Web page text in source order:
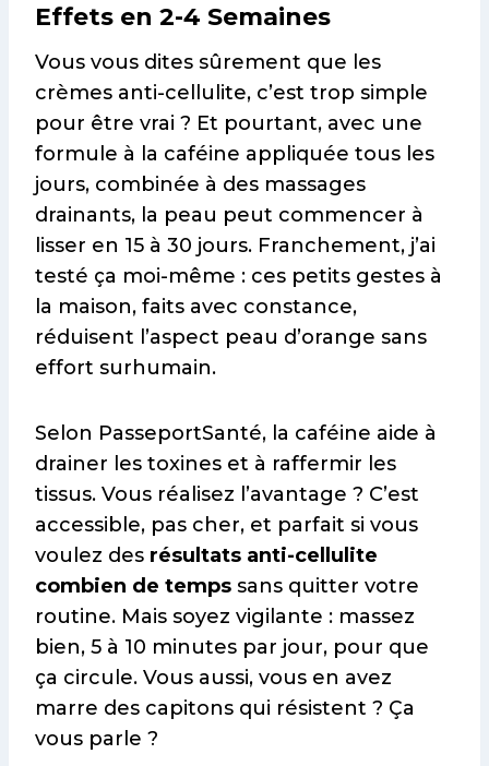
Effets en 2-4 Semaines
Vous vous dites sûrement que les
crèmes anti-cellulite, c’est trop simple
pour être vrai ? Et pourtant, avec une
formule à la caféine appliquée tous les
jours, combinée à des massages
drainants, la peau peut commencer à
lisser en 15 à 30 jours. Franchement, j’ai
testé ça moi-même : ces petits gestes à
la maison, faits avec constance,
réduisent l’aspect peau d’orange sans
effort surhumain.
Selon PasseportSanté, la caféine aide à
drainer les toxines et à raffermir les
tissus. Vous réalisez l’avantage ? C’est
accessible, pas cher, et parfait si vous
voulez des résultats anti-cellulite
combien de temps sans quitter votre
routine. Mais soyez vigilante : massez
bien, 5 à 10 minutes par jour, pour que
ça circule. Vous aussi, vous en avez
marre des capitons qui résistent ? Ça
vous parle ?